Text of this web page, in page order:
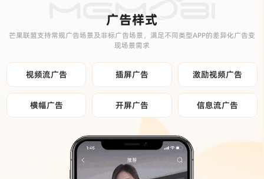
广告样式
芒果联盟支持常规广告场景及非标广告场景，满足不同类型APP的差异化广告变
现场景需求
视频流广告 插屏广告 激励视频广告
横幅广告 开屏广告 信息流广告